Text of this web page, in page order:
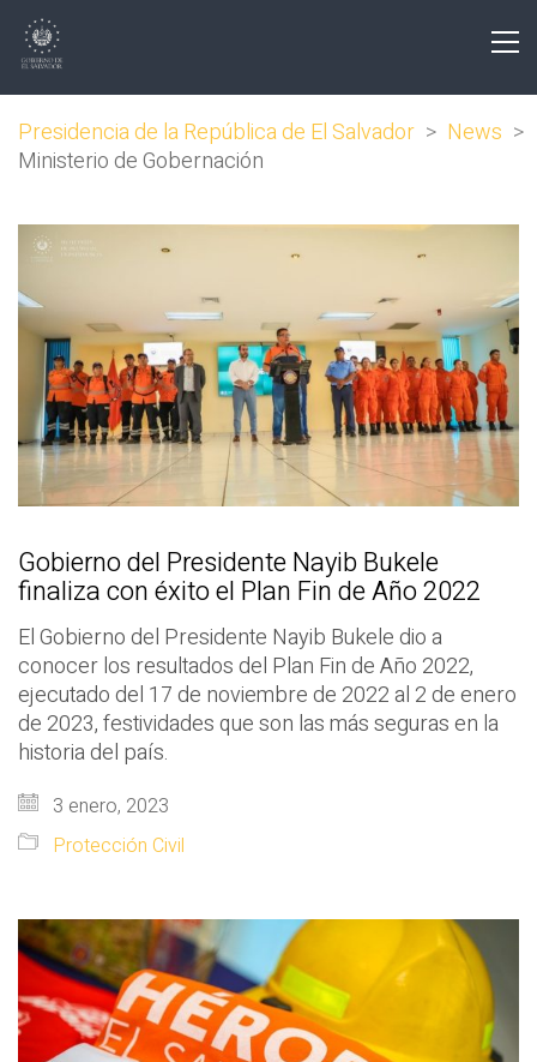
Presidencia de la República de El Salvador > News >
Ministerio de Gobernación
Gobierno del Presidente Nayib Bukele
finaliza con éxito el Plan Fin de Año 2022
El Gobierno del Presidente Nayib Bukele dio a
conocer los resultados del Plan Fin de Año 2022,
ejecutado del 17 de noviembre de 2022 al 2 de enero
de 2023, festividades que son las más seguras en la
historia del país.
3 enero, 2023
Protección Civil